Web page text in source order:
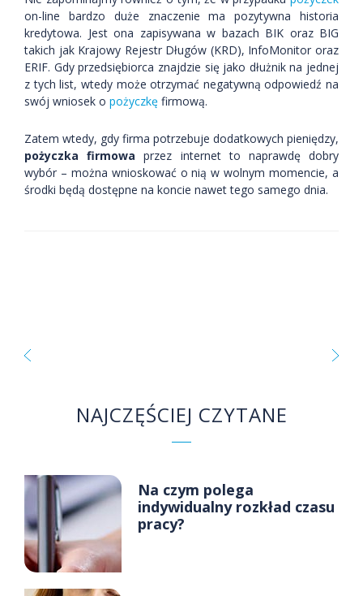
on-line bardzo duże znaczenie ma pozytywna historia
kredytowa. Jest ona zapisywana w bazach BIK oraz BIG
takich jak Krajowy Rejestr Długów (KRD), InfoMonitor oraz
ERIF. Gdy przedsiębiorca znajdzie się jako dłużnik na jednej
z tych list, wtedy może otrzymać negatywną odpowiedź na
swój wniosek o pożyczkę firmową.
Zatem wtedy, gdy firma potrzebuje dodatkowych pieniędzy,
pożyczka firmowa przez internet to naprawdę dobry
wybór – można wnioskować o nią w wolnym momencie, a
środki będą dostępne na koncie nawet tego samego dnia.
NAJCZĘŚCIEJ CZYTANE
Na czym polega
indywidualny rozkład czasu
pracy?